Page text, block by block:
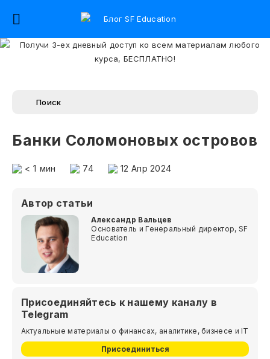
Банки Соломоновых островов
< 1 мин 74 12 Апр 2024
Автор статьи
Александр Вальцев
Основатель и Генеральный директор, SF
Education
Присоединяйтесь к нашему каналу в
Telegram
Актуальные материалы о финансах, аналитике, бизнесе и IT
Присоединиться